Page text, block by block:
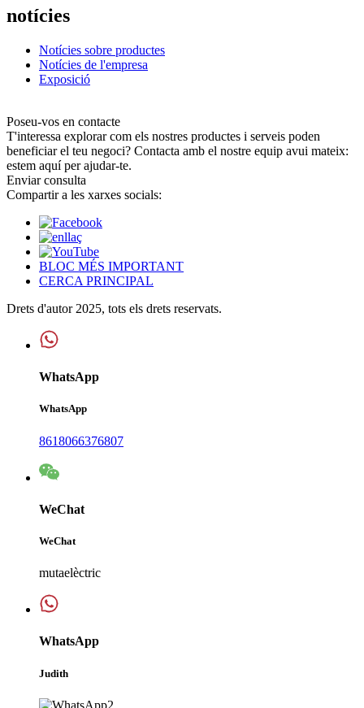
notícies
Notícies sobre productes
Notícies de l'empresa
Exposició
Poseu-vos en contacte
T'interessa explorar com els nostres productes i serveis poden
beneficiar el teu negoci? Contacta amb el nostre equip avui mateix:
estem aquí per ajudar-te.
Enviar consulta
Compartir a les xarxes socials:
BLOC MÉS IMPORTANT
CERCA PRINCIPAL
Drets d'autor 2025, tots els drets reservats.
WhatsApp
WhatsApp
8618066376807
WeChat
WeChat
mutaelèctric
WhatsApp
Judith